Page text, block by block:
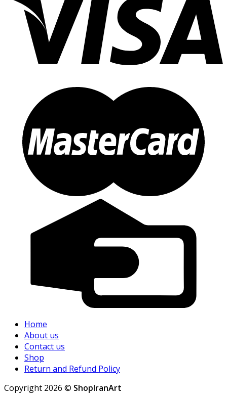
Home
About us
Contact us
Shop
Return and Refund Policy
Copyright 2026 © ShopIranArt